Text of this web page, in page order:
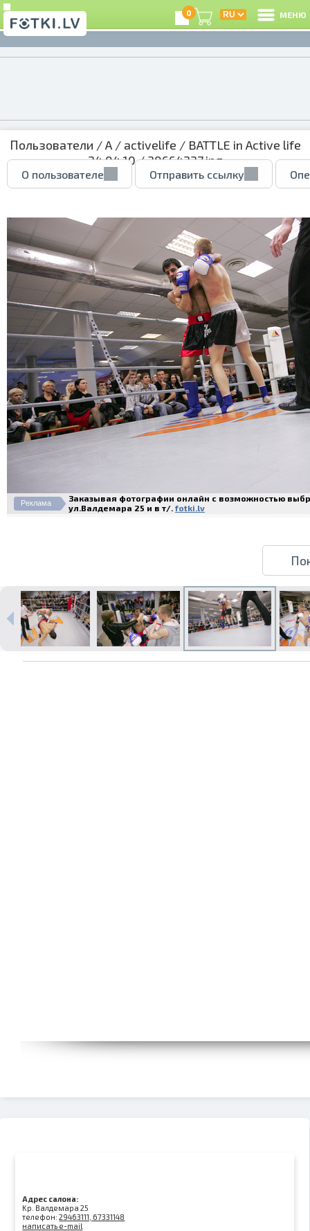
Печать в течение 1 часа в Риге –
0 МЕНЮ
Пользователи /A/ activelife / BATTLE in Active life
24.04.10/ 30664337.jpg
О пользователе Отправить ссылку
Реклама
Заказывая фотографии онлайн с возможностью
ул.Валдемара 25 и в т/. fotki.lv
Адрес салона:
Kр. Валдемара 25
телефон:29463111, 67331148
написать e-mail